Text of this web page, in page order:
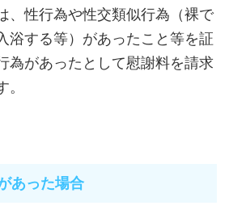
、性行為や性交類似行為（裸で
浴する等）があったこと等を証
為があったとして慰謝料を請求
あった場合